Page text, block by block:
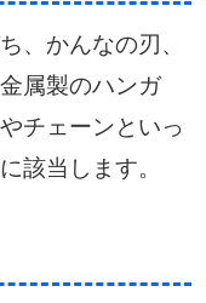
、かんなの刃、
属製のハンガ
チェーンといっ
該当します。